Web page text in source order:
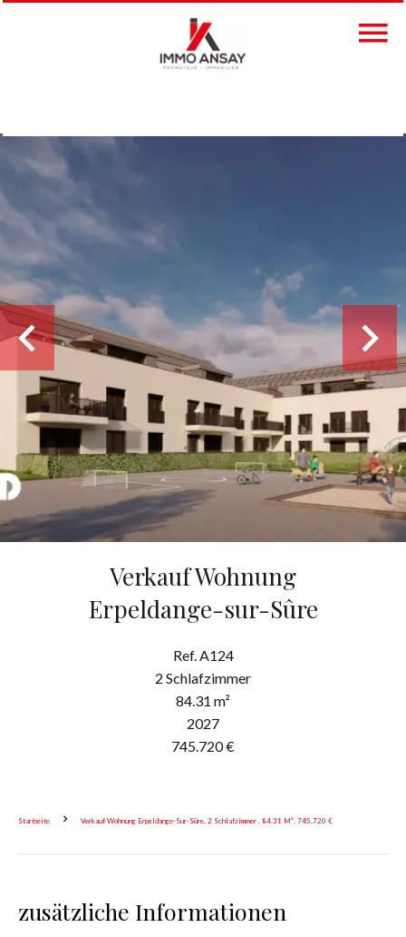
Verkauf Wohnung
Erpeldange-sur-Sûre
Ref. A124
2 Schlafzimmer
84.31 m²
2027
745.720 €
Startseite Verkauf Wohnung Erpeldange-Sur-Sûre, 2 Schlafzimmer , 84.31 M², 745.720 €
zusätzliche Informationen